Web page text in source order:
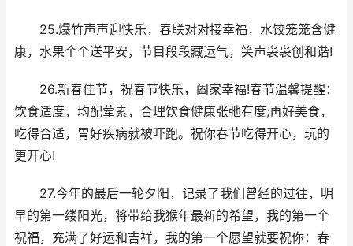
25.爆竹声声迎快乐，春联对对接幸福，水饺笼笼含健
康，水果个个送平安，节目段段藏运气，笑声袅袅创和谐!
26.新春佳节，祝春节快乐，阖家幸福!春节温馨提醒：
饮食适度，均配荤素，合理饮食健康张弛有度;再好美食，
吃得合适，胃好疾病就被吓跑。祝你春节吃得开心，玩的
更开心!
27.今年的最后一轮夕阳，记录了我们曾经的过往，明
早的第一缕阳光，将带给我猴年最新的希望，我的第一个
祝福，充满了好运和吉祥，我的第一个愿望就要祝你：春